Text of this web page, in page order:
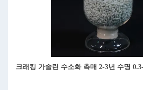
크래킹 가솔린 수소화 촉매 2-3년 수명